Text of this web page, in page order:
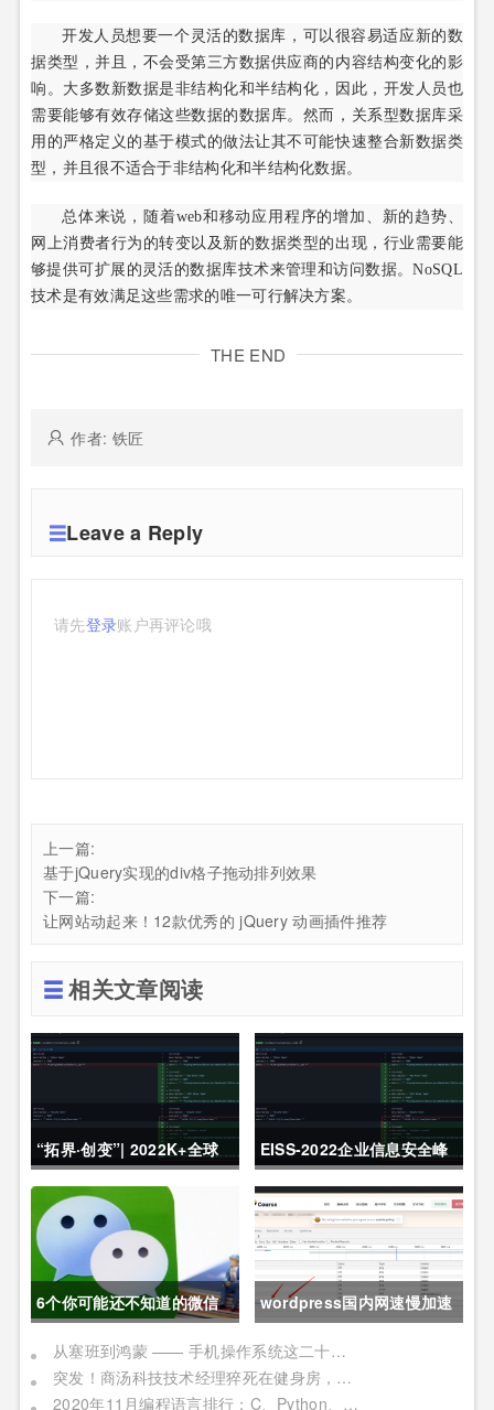
开发人员想要一个灵活的数据库，可以很容易适应新的数
据类型，并且，不会受第三方数据供应商的内容结构变化的影
响。大多数新数据是非结构化和半结构化，因此，开发人员也
需要能够有效存储这些数据的数据库。然而，关系型数据库采
用的严格定义的基于模式的做法让其不可能快速整合新数据类
型，并且很不适合于非结构化和半结构化数据。
总体来说，随着web和移动应用程序的增加、新的趋势、
网上消费者行为的转变以及新的数据类型的出现，行业需要能
够提供可扩展的灵活的数据库技术来管理和访问数据。NoSQL
技术是有效满足这些需求的唯一可行解决方案。
THE END
作者: 铁匠
Leave a Reply
请先登录账户再评论哦
上一篇:
基于jQuery实现的div格子拖动排列效果
下一篇:
让网站动起来！12款优秀的 jQuery 动画插件推荐
相关文章阅读
“拓界·创变”| 2022K+全球
软件研发行业创新峰会上海
站敬请期待！
EISS-2022企业信息安全峰
会之深圳站 10月28日成功
举办
6个你可能还不知道的微信
冷知识，每一个都令人相见
恨晚
wordpress国内网速慢加速
及防DDOS攻击快速CF切换
教程
从塞班到鸿蒙 —— 手机操作系统这二十年历程
突发！商汤科技技术经理猝死在健身房，网友：996福报何时是个头
2020年11月编程语言排行：C、Python、Java